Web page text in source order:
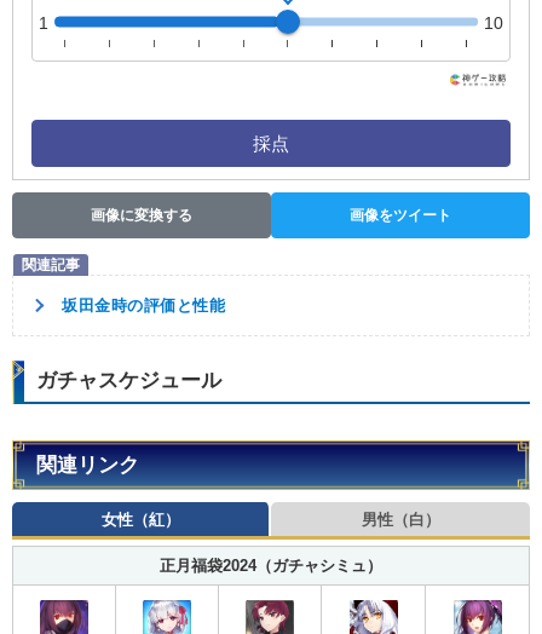
1 10
採点
画像に変換する 画像をツイート
坂田金時の評価と性能
ガチャスケジュール
関連リンク
女性（紅） 男性（白）
正月福袋2024（ガチャシミュ）